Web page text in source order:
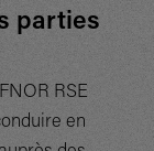
parties
RSE
en